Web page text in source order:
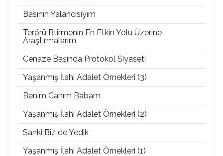
Basının Yalancısıyım
Terörü Btirmenin En Etkin Yolu Üzerine
Araştırmalarım
Cenaze Başında Protokol Siyaseti
Yaşanmış İlahi Adalet Örnekleri (3)
Benim Canım Babam
Yaşanmış İlahi Adalet Örnekleri (2)
Sanki Biz de Yedik
Yaşanmış İlahi Adalet Örnekleri (1)